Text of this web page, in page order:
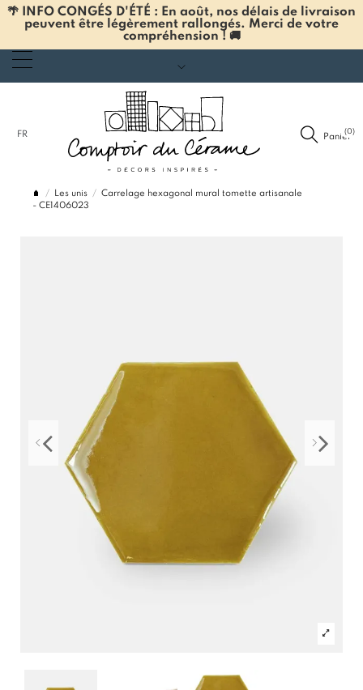
🌴 INFO CONGÉS D'ÉTÉ : En août, nos délais de livraison
peuvent être légèrement rallongés. Merci de votre
compréhension ! 🚚
FR Panier
(0)
Les unis
Carrelage hexagonal mural tomette artisanale
- CE1406023